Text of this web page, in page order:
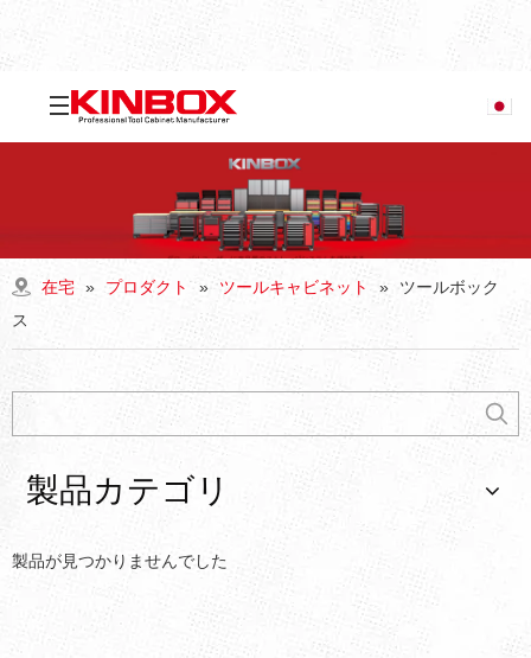
在宅 » プロダクト » ツールキャビネット »
ツールボック
ス
製品カテゴリ
製品が見つかりませんでした